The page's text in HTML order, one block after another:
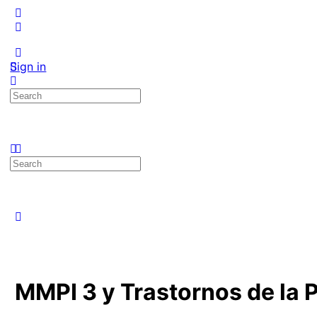
Sign in
Search
Search
MMPI 3 y Trastornos de la